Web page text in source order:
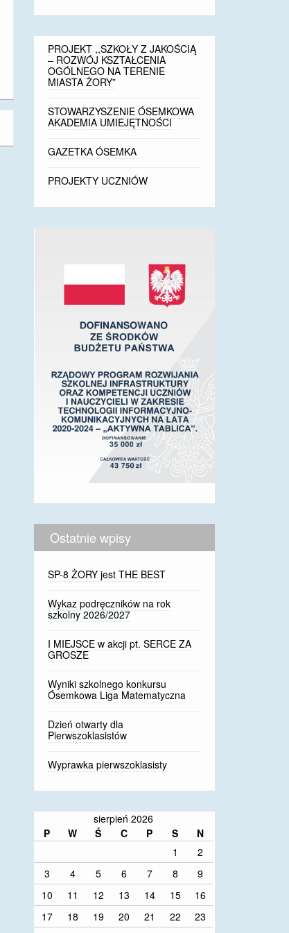
PROJEKT ,,SZKOŁY Z JAKOŚCIĄ
– ROZWÓJ KSZTAŁCENIA
OGÓLNEGO NA TERENIE
MIASTA ŻORY”
STOWARZYSZENIE ÓSEMKOWA
AKADEMIA UMIEJĘTNOŚCI
GAZETKA ÓSEMKA
PROJEKTY UCZNIÓW
Ostatnie wpisy
SP-8 ŻORY jest THE BEST
Wykaz podręczników na rok
szkolny 2026/2027
I MIEJSCE w akcji pt. SERCE ZA
GROSZE
Wyniki szkolnego konkursu
Ósemkowa Liga Matematyczna
Dzień otwarty dla
Pierwszoklasistów
Wyprawka pierwszoklasisty
sierpień 2026
P
W Ś C P S
N
1
2
3
4 5 6 7 8
9
10
11 12 13 14 15
16
17
18 19 20 21 22
23